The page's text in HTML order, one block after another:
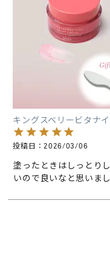
キングスベリービタナ
投稿日 2026/03/06
塗ったときはしっとり
いので良いなと思いまし